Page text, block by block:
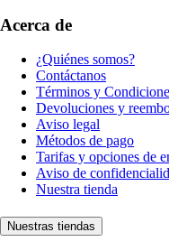
Acerca de
¿Quiénes somos?
Contáctanos
Términos y
Devoluciones y
Aviso legal
Métodos de pago
Tarifas y opciones de
Aviso de
Nuestra tienda
Nuestras tiendas